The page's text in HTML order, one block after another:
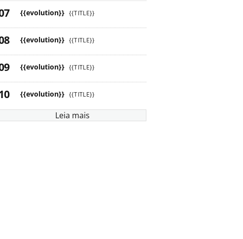
{{evolution}} {{TITLE}}
{{evolution}} {{TITLE}}
{{evolution}} {{TITLE}}
{{evolution}} {{TITLE}}
Leia mais